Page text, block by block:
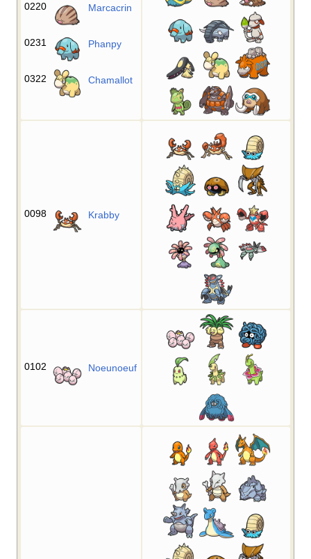
0220 Marcacrin
0231 Phanpy
0322 Chamallot
0098 Krabby
0102 Noeunoeuf